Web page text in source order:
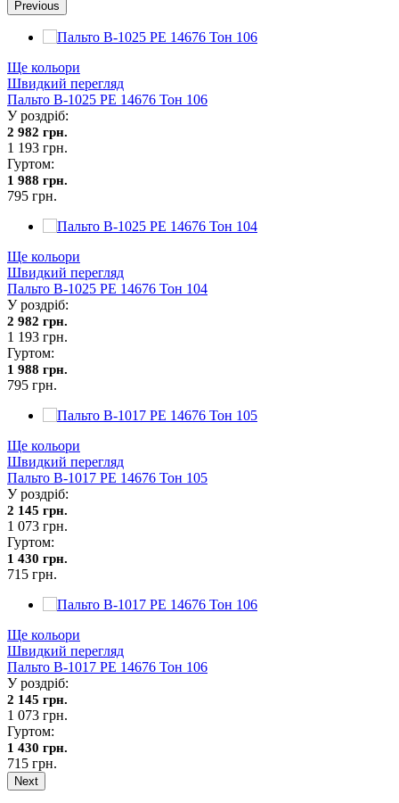
Previous
Ще кольори
Швидкий перегляд
Пальто В-1025 PE 14676 Тон 106
У роздріб:
2 982 грн.
1 193 грн.
Гуртом:
1 988 грн.
795 грн.
Ще кольори
Швидкий перегляд
Пальто В-1025 PE 14676 Тон 104
У роздріб:
2 982 грн.
1 193 грн.
Гуртом:
1 988 грн.
795 грн.
Ще кольори
Швидкий перегляд
Пальто В-1017 PE 14676 Тон 105
У роздріб:
2 145 грн.
1 073 грн.
Гуртом:
1 430 грн.
715 грн.
Ще кольори
Швидкий перегляд
Пальто В-1017 PE 14676 Тон 106
У роздріб:
2 145 грн.
1 073 грн.
Гуртом:
1 430 грн.
715 грн.
Next